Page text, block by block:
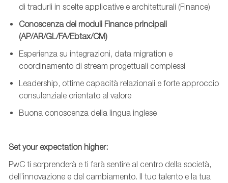
di tradurli in scelte applicative e architetturali (Finance)
Conoscenza dei moduli Finance principali
(AP/AR/GL/FA/Ebtax/CM)
Esperienza su integrazioni, data migration e
coordinamento di stream progettuali complessi
Leadership, ottime capacità relazionali e forte approccio
consulenziale orientato al valore
Buona conoscenza della lingua inglese
Set your expectation higher:
PwC ti sorprenderà e ti farà sentire al centro della società,
dell’innovazione e del cambiamento. Il tuo talento e la tua